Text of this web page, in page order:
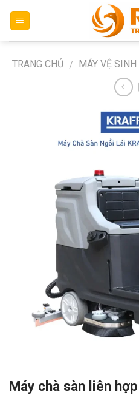
TRANG CHỦ / MÁY VỆ SINH
Máy chà sàn liên